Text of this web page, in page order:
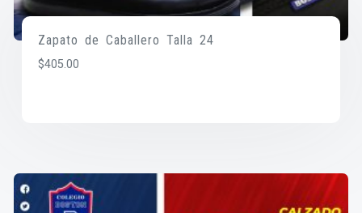
Zapato de Caballero Talla 24
$405.00